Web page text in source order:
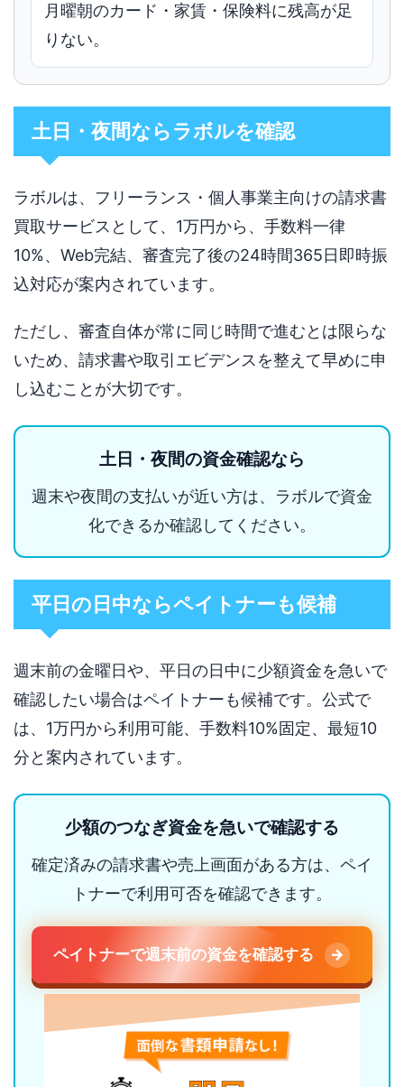
月曜朝のカード・家賃・保険料に残高が足
りない。
土日・夜間ならラボルを確認
ラボルは、フリーランス・個人事業主向けの請求書
買取サービスとして、1万円から、手数料一律
10%、Web完結、審査完了後の24時間365日即時振
込対応が案内されています。
ただし、審査自体が常に同じ時間で進むとは限らな
いため、請求書や取引エビデンスを整えて早めに申
し込むことが大切です。
土日・夜間の資金確認なら
週末や夜間の支払いが近い方は、ラボルで資金
化できるか確認してください。
平日の日中ならペイトナーも候補
週末前の金曜日や、平日の日中に少額資金を急いで
確認したい場合はペイトナーも候補です。公式で
は、1万円から利用可能、手数料10%固定、最短10
分と案内されています。
少額のつなぎ資金を急いで確認する
確定済みの請求書や売上画面がある方は、ペイ
トナーで利用可否を確認できます。
ペイトナーで週末前の資金を確認する